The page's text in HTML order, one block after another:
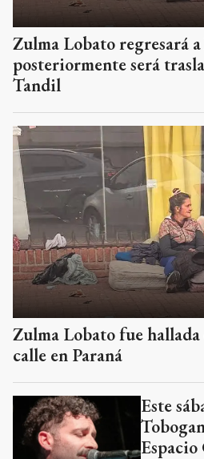
Zulma Lobato regresará
posteriormente será
Tandil
Zulma Lobato fue
calle en Paraná
Este